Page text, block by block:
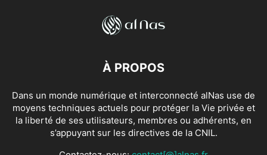
À PROPOS
Dans un monde numérique et interconnecté alNas use de
moyens techniques actuels pour protéger la Vie privée et
la liberté de ses utilisateurs, membres ou adhérents, en
s’appuyant sur les directives de la CNIL.